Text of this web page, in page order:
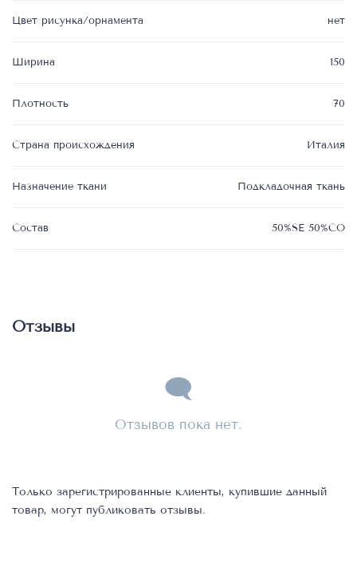
Цвет рисунка/орнамента нет
Ширина 150
Плотность 70
Страна происхождения Италия
Назначение ткани Подкладочная ткань
Состав 50%SE 50%CO
Отзывы
Отзывов пока нет.
Только зарегистрированные клиенты, купившие данный
товар, могут публиковать отзывы.